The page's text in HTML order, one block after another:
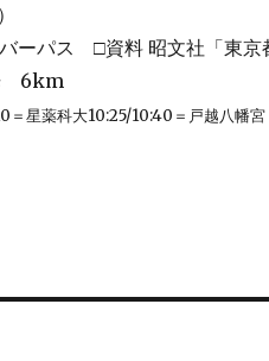
パス □資料 昭文社「東京
6km
＝星薬科大10:25/10:40＝戸越八幡宮